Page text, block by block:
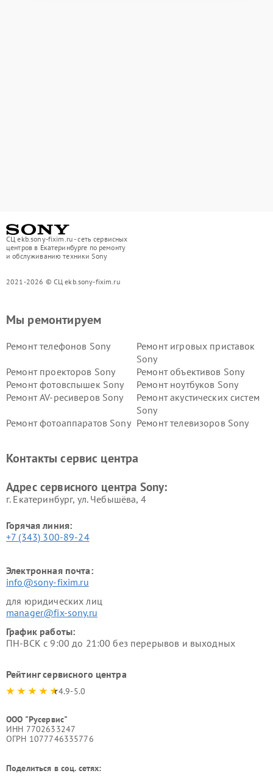
СЦ ekb.sony-fixim.ru - сеть сервисных
центров в Екатеринбурге по ремонту
и обслуживанию техники Sony
2021-2026 © СЦ ekb.sony-fixim.ru
Мы ремонтируем
Ремонт телефонов Sony
Ремонт игровых приставок
Sony
Ремонт проекторов Sony
Ремонт объективов Sony
Ремонт фотовспышек Sony
Ремонт ноутбуков Sony
Ремонт AV-ресиверов Sony
Ремонт акустических систем
Sony
Ремонт фотоаппаратов Sony Ремонт телевизоров Sony
Контакты сервис центра
Адрес сервисного центра Sony:
г. Екатеринбург, ул. Чебышёва, 4
Горячая линия:
+7 (343) 300-89-24
Электронная почта:
info@sony-fixim.ru
для юридических лиц
manager@fix-sony.ru
График работы:
ПН-ВСК с 9:00 до 21:00 без перерывов и выходных
Рейтинг сервисного центра
4.9-5.0
ООО "Русервис"
ИНН 7702633247
ОГРН 1077746335776
Поделиться в соц. сетях: